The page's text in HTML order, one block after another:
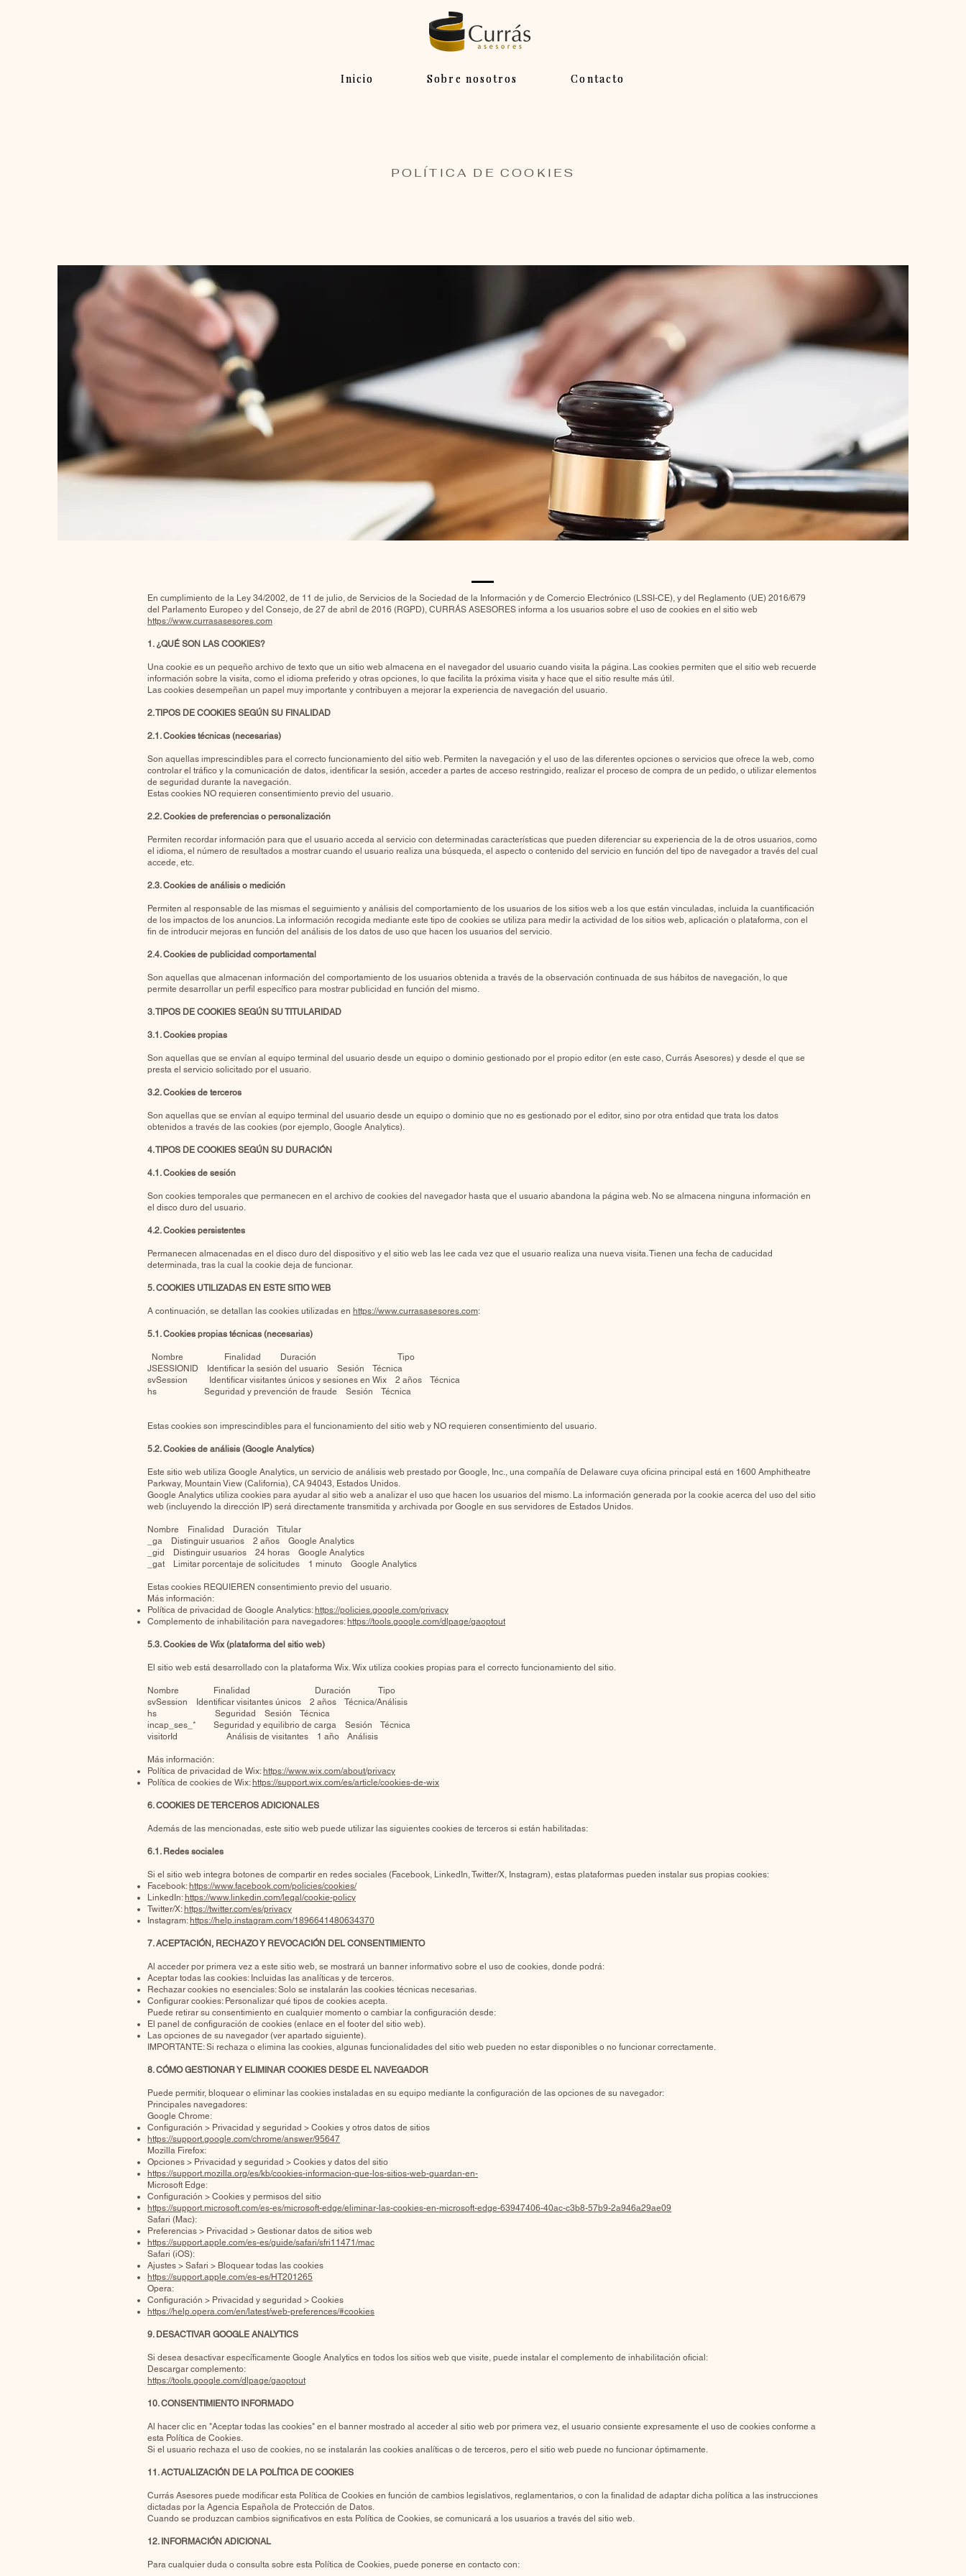
Inicio Sobre nosotros Contacto
POLÍTICA DE COOKIES
En cumplimiento de la Ley 34/2002, de 11 de julio, de Servicios de la Sociedad de la Información y de Comercio Electrónico (LSSI-CE), y del Reglamento (UE) 2016/679
del Parlamento Europeo y del Consejo, de 27 de abril de 2016 (RGPD), CURRÁS ASESORES informa a los usuarios sobre el uso de cookies en el sitio web
https://www.currasasesores.com
1. ¿QUÉ SON LAS COOKIES?
Una cookie es un pequeño archivo de texto que un sitio web almacena en el navegador del usuario cuando visita la página. Las cookies permiten que el sitio web recuerde
información sobre la visita, como el idioma preferido y otras opciones, lo que facilita la próxima visita y hace que el sitio resulte más útil.
Las cookies desempeñan un papel muy importante y contribuyen a mejorar la experiencia de navegación del usuario.
2. TIPOS DE COOKIES SEGÚN SU FINALIDAD
2.1. Cookies técnicas (necesarias)
Son aquellas imprescindibles para el correcto funcionamiento del sitio web. Permiten la navegación y el uso de las diferentes opciones o servicios que ofrece la web, como
controlar el tráfico y la comunicación de datos, identificar la sesión, acceder a partes de acceso restringido, realizar el proceso de compra de un pedido, o utilizar elementos
de seguridad durante la navegación.
Estas cookies NO requieren consentimiento previo del usuario.
2.2. Cookies de preferencias o personalización
Permiten recordar información para que el usuario acceda al servicio con determinadas características que pueden diferenciar su experiencia de la de otros usuarios, como
el idioma, el número de resultados a mostrar cuando el usuario realiza una búsqueda, el aspecto o contenido del servicio en función del tipo de navegador a través del cual
accede, etc.
2.3. Cookies de análisis o medición
Permiten al responsable de las mismas el seguimiento y análisis del comportamiento de los usuarios de los sitios web a los que están vinculadas, incluida la cuantificación
de los impactos de los anuncios. La información recogida mediante este tipo de cookies se utiliza para medir la actividad de los sitios web, aplicación o plataforma, con el
fin de introducir mejoras en función del análisis de los datos de uso que hacen los usuarios del servicio.
2.4. Cookies de publicidad comportamental
Son aquellas que almacenan información del comportamiento de los usuarios obtenida a través de la observación continuada de sus hábitos de navegación, lo que
permite desarrollar un perfil específico para mostrar publicidad en función del mismo.
3. TIPOS DE COOKIES SEGÚN SU TITULARIDAD
3.1. Cookies propias
Son aquellas que se envían al equipo terminal del usuario desde un equipo o dominio gestionado por el propio editor (en este caso, Currás Asesores) y desde el que se
presta el servicio solicitado por el usuario.
3.2. Cookies de terceros
Son aquellas que se envían al equipo terminal del usuario desde un equipo o dominio que no es gestionado por el editor, sino por otra entidad que trata los datos
obtenidos a través de las cookies (por ejemplo, Google Analytics).
4. TIPOS DE COOKIES SEGÚN SU DURACIÓN
4.1. Cookies de sesión
Son cookies temporales que permanecen en el archivo de cookies del navegador hasta que el usuario abandona la página web. No se almacena ninguna información en
el disco duro del usuario.
4.2. Cookies persistentes
Permanecen almacenadas en el disco duro del dispositivo y el sitio web las lee cada vez que el usuario realiza una nueva visita. Tienen una fecha de caducidad
determinada, tras la cual la cookie deja de funcionar.
5. COOKIES UTILIZADAS EN ESTE SITIO WEB
A continuación, se detallan las cookies utilizadas en https://www.currasasesores.com:
5.1. Cookies propias técnicas (necesarias)
Nombre Finalidad Duración Tipo
JSESSIONID Identificar la sesión del usuario Sesión Técnica
svSession Identificar visitantes únicos y sesiones en Wix 2 años Técnica
hs Seguridad y prevención de fraude Sesión Técnica
Estas cookies son imprescindibles para el funcionamiento del sitio web y NO requieren consentimiento del usuario.
5.2. Cookies de análisis (Google Analytics)
Este sitio web utiliza Google Analytics, un servicio de análisis web prestado por Google, Inc., una compañía de Delaware cuya oficina principal está en 1600 Amphitheatre
Parkway, Mountain View (California), CA 94043, Estados Unidos.
Google Analytics utiliza cookies para ayudar al sitio web a analizar el uso que hacen los usuarios del mismo. La información generada por la cookie acerca del uso del sitio
web (incluyendo la dirección IP) será directamente transmitida y archivada por Google en sus servidores de Estados Unidos.
Nombre Finalidad Duración Titular
_ga Distinguir usuarios 2 años Google Analytics
_gid Distinguir usuarios 24 horas Google Analytics
_gat Limitar porcentaje de solicitudes 1 minuto Google Analytics
Estas cookies REQUIEREN consentimiento previo del usuario.
Más información:
Política de privacidad de Google Analytics: https://policies.google.com/privacy
Complemento de inhabilitación para navegadores: https://tools.google.com/dlpage/gaoptout
5.3. Cookies de Wix (plataforma del sitio web)
El sitio web está desarrollado con la plataforma Wix. Wix utiliza cookies propias para el correcto funcionamiento del sitio.
Nombre Finalidad Duración Tipo
svSession Identificar visitantes únicos 2 años Técnica/Análisis
hs Seguridad Sesión Técnica
incap_ses_* Seguridad y equilibrio de carga Sesión Técnica
visitorId Análisis de visitantes 1 año Análisis
Más información:
Política de privacidad de Wix: https://www.wix.com/about/privacy
Política de cookies de Wix: https://support.wix.com/es/article/cookies-de-wix
6. COOKIES DE TERCEROS ADICIONALES
Además de las mencionadas, este sitio web puede utilizar las siguientes cookies de terceros si están habilitadas:
6.1. Redes sociales
Si el sitio web integra botones de compartir en redes sociales (Facebook, LinkedIn, Twitter/X, Instagram), estas plataformas pueden instalar sus propias cookies:
Facebook: https://www.facebook.com/policies/cookies/
LinkedIn: https://www.linkedin.com/legal/cookie-policy
Twitter/X: https://twitter.com/es/privacy
Instagram: https://help.instagram.com/1896641480634370
7. ACEPTACIÓN, RECHAZO Y REVOCACIÓN DEL CONSENTIMIENTO
Al acceder por primera vez a este sitio web, se mostrará un banner informativo sobre el uso de cookies, donde podrá:
Aceptar todas las cookies: Incluidas las analíticas y de terceros.
Rechazar cookies no esenciales: Solo se instalarán las cookies técnicas necesarias.
Configurar cookies: Personalizar qué tipos de cookies acepta.
Puede retirar su consentimiento en cualquier momento o cambiar la configuración desde:
El panel de configuración de cookies (enlace en el footer del sitio web).
Las opciones de su navegador (ver apartado siguiente).
IMPORTANTE: Si rechaza o elimina las cookies, algunas funcionalidades del sitio web pueden no estar disponibles o no funcionar correctamente.
8. CÓMO GESTIONAR Y ELIMINAR COOKIES DESDE EL NAVEGADOR
Puede permitir, bloquear o eliminar las cookies instaladas en su equipo mediante la configuración de las opciones de su navegador:
Principales navegadores:
Google Chrome:
Configuración > Privacidad y seguridad > Cookies y otros datos de sitios
https://support.google.com/chrome/answer/95647
Mozilla Firefox:
Opciones > Privacidad y seguridad > Cookies y datos del sitio
https://support.mozilla.org/es/kb/cookies-informacion-que-los-sitios-web-guardan-en-
Microsoft Edge:
Configuración > Cookies y permisos del sitio
https://support.microsoft.com/es-es/microsoft-edge/eliminar-las-cookies-en-microsoft-edge-63947406-40ac-c3b8-57b9-2a946a29ae09
Safari (Mac):
Preferencias > Privacidad > Gestionar datos de sitios web
https://support.apple.com/es-es/guide/safari/sfri11471/mac
Safari (iOS):
Ajustes > Safari > Bloquear todas las cookies
https://support.apple.com/es-es/HT201265
Opera:
Configuración > Privacidad y seguridad > Cookies
https://help.opera.com/en/latest/web-preferences/#cookies
9. DESACTIVAR GOOGLE ANALYTICS
Si desea desactivar específicamente Google Analytics en todos los sitios web que visite, puede instalar el complemento de inhabilitación oficial:
Descargar complemento:
https://tools.google.com/dlpage/gaoptout
10. CONSENTIMIENTO INFORMADO
Al hacer clic en "Aceptar todas las cookies" en el banner mostrado al acceder al sitio web por primera vez, el usuario consiente expresamente el uso de cookies conforme a
esta Política de Cookies.
Si el usuario rechaza el uso de cookies, no se instalarán las cookies analíticas o de terceros, pero el sitio web puede no funcionar óptimamente.
11. ACTUALIZACIÓN DE LA POLÍTICA DE COOKIES
Currás Asesores puede modificar esta Política de Cookies en función de cambios legislativos, reglamentarios, o con la finalidad de adaptar dicha política a las instrucciones
dictadas por la Agencia Española de Protección de Datos.
Cuando se produzcan cambios significativos en esta Política de Cookies, se comunicará a los usuarios a través del sitio web.
12. INFORMACIÓN ADICIONAL
Para cualquier duda o consulta sobre esta Política de Cookies, puede ponerse en contacto con: